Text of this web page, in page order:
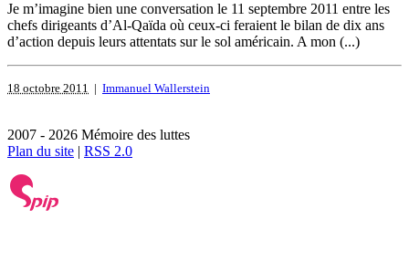
Je m’imagine bien une conversation le 11 septembre 2011 entre les
chefs dirigeants d’Al-Qaïda où ceux-ci feraient le bilan de dix ans
d’action depuis leurs attentats sur le sol américain. A mon (...)
18 octobre 2011 | Immanuel Wallerstein
2007 - 2026 Mémoire des luttes
Plan du site | RSS 2.0